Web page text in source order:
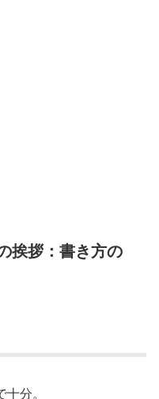
挨拶：書き方の
分。